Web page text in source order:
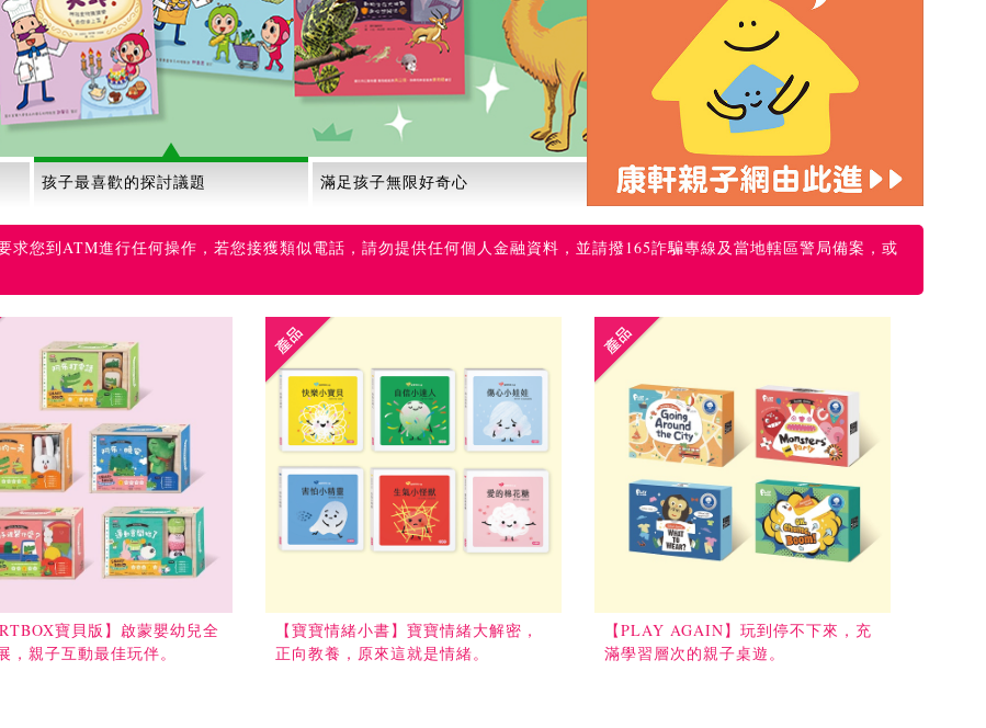
孩子最喜歡的探討議題 滿足孩子無限好奇心 與日本插畫家大石曉規老師合作 分齡培養3-5
康軒親子網
立即加入，享優惠！
您到ATM進行任何操作，若您接獲類似電話，請勿提供任何個人金融資料，並請撥165詐騙專線及當地轄區警局備案，或
寶貝版】啟蒙嬰幼兒全
，親子互動最佳玩伴。
【寶寶情緒小書】寶寶情緒大解密，
正向教養，原來這就是情緒。
【PLAY AGAIN】玩到停不下來，充
滿學習層次的親子桌遊。